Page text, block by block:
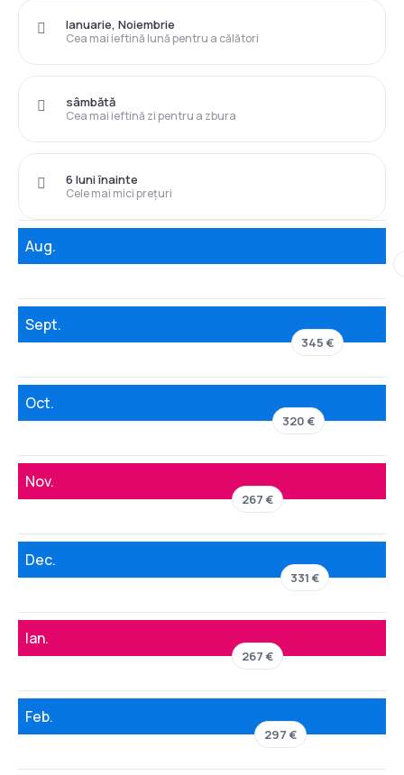
Cea mai ieftină lună pentru a călători
Ianuarie, Noiembrie
Cea mai ieftină zi pentru a zbura
sâmbătă
Cele mai mici prețuri
6 luni înainte
Aug.
Sept.
345 €
Oct.
320 €
Nov.
267 €
Dec.
331 €
Ian.
267 €
Feb.
297 €